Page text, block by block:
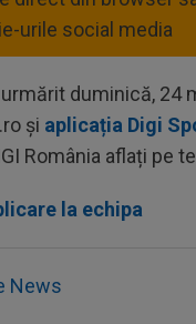
urile social media
duminică, 24
și aplicația Digi
România aflați pe
la echipa
News